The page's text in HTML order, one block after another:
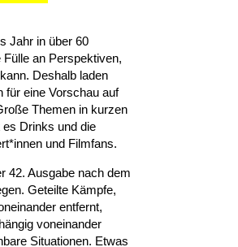
Jahr in über 60
an Perspektiven,
Deshalb laden
für eine Vorschau auf
Themen in kurzen
Drinks und die
und Filmfans.
42. Ausgabe nach dem
Geteilte Kämpfe,
entfernt,
voneinander
Situationen. Etwas